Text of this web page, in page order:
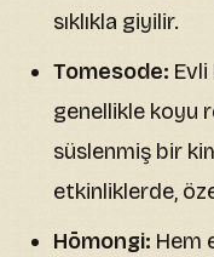
sıklıkla giyilir.
Tomesode:
genellikle koyu
süslenmiş bir
etkinliklerde,
Hōmongi: Hem